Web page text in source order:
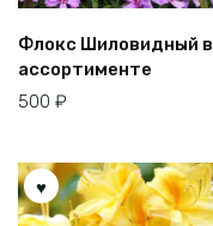
Флокс Шиловидный в
ассортименте
500 ₽